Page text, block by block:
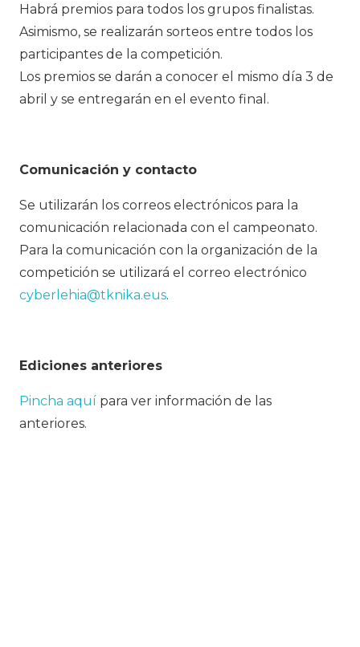
Habrá premios para todos los grupos finalistas.
Asimismo, se realizarán sorteos entre todos los
participantes de la competición.
Los premios se darán a conocer el mismo día 3 de
abril y se entregarán en el evento final.
Comunicación y contacto
Se utilizarán los correos electrónicos para la
comunicación relacionada con el campeonato.
Para la comunicación con la organización de la
competición se utilizará el correo electrónico
cyberlehia@tknika.eus.
Ediciones anteriores
Pincha aquí para ver información de las
anteriores.